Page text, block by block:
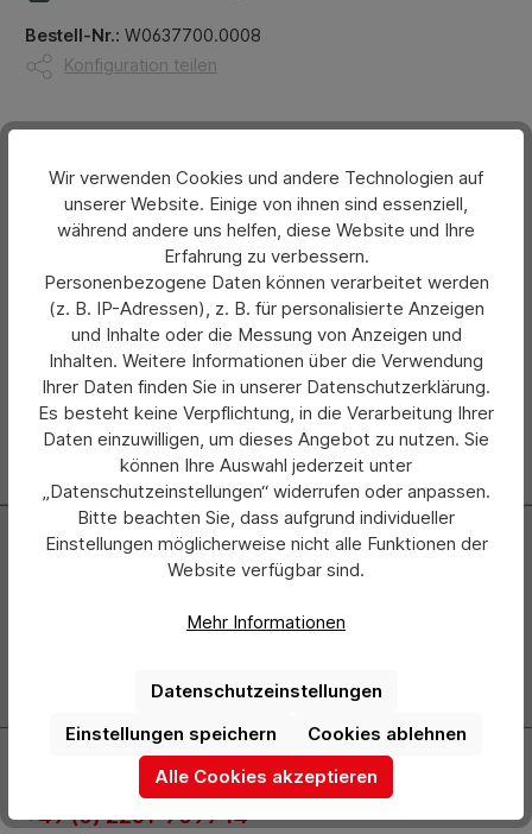
Bestell-Nr.: W0637700.0008
Konfiguration teilen
Nylon Schlüsselband mit Logodruck individualisieren
Begeistern Sie Ihre Kunden, Mitarbeiter und
Geschäftspartner mit praktis…Mehr
Bewertungen
Hersteller
Newsletter
erscheinenden Newsletter und Sie werden stets als Erster
Zur Newsletter Anmeldung
+49 (0) 2261-7099 14
Wir verwenden Cookies und andere Technologien auf
unserer Website. Einige von ihnen sind essenziell,
während andere uns helfen, diese Website und Ihre
Erfahrung zu verbessern.
Personenbezogene Daten können verarbeitet werden
(z. B. IP-Adressen), z. B. für personalisierte Anzeigen
und Inhalte oder die Messung von Anzeigen und
Inhalten. Weitere Informationen über die Verwendung
Ihrer Daten finden Sie in unserer Datenschutzerklärung.
Es besteht keine Verpflichtung, in die Verarbeitung Ihrer
Daten einzuwilligen, um dieses Angebot zu nutzen. Sie
können Ihre Auswahl jederzeit unter
„Datenschutzeinstellungen“ widerrufen oder anpassen.
Bitte beachten Sie, dass aufgrund individueller
Einstellungen möglicherweise nicht alle Funktionen der
Website verfügbar sind.
Mehr Informationen
Datenschutzeinstellungen
Cookies ablehnen
Einstellungen speichern
Alle Cookies akzeptieren